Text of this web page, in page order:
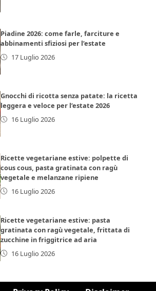
Piadine 2026: come farle, farciture e
abbinamenti sfiziosi per l’estate
17 Luglio 2026
Gnocchi di ricotta senza patate: la ricetta
leggera e veloce per l’estate 2026
16 Luglio 2026
Ricette vegetariane estive: polpette di
cous cous, pasta gratinata con ragù
vegetale e melanzane ripiene
16 Luglio 2026
Ricette vegetariane estive: pasta
gratinata con ragù vegetale, frittata di
zucchine in friggitrice ad aria
16 Luglio 2026